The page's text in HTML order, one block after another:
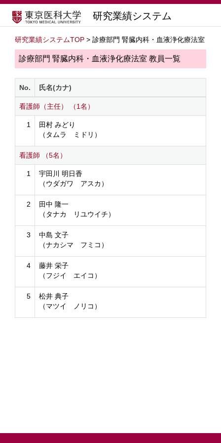
研究業績システム
研究業績システムTOP > 診療部門 腎臓内科・血液浄化療法室
診療部門 腎臓内科・血液浄化療法室 教員一覧
No. 氏名(カナ)
看護師（主任） （1名）
1
田村 みどり
（タムラ ミドリ）
看護師 （5名）
1
宇田川 明日香
（ウダガワ アスカ）
2
田中 隆一
（タナカ リユウイチ）
3
中島 文子
（ナカシマ フミコ）
4
藤井 栄子
（フジイ エイコ）
5
松井 典子
（マツイ ノリコ）